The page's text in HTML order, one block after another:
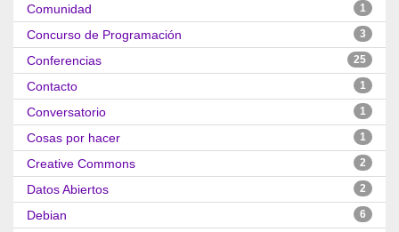
Comunidad 1
Concurso de Programación 3
Conferencias 25
Contacto 1
Conversatorio 1
Cosas por hacer 1
Creative Commons 2
Datos Abiertos 2
Debian 6